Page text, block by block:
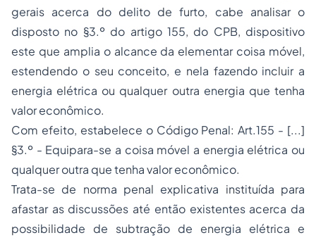
gerais acerca do delito de furto, cabe analisar o
disposto no §3.º do artigo 155, do CPB, dispositivo
este que amplia o alcance da elementar coisa móvel,
estendendo o seu conceito, e nela fazendo incluir a
energia elétrica ou qualquer outra energia que tenha
valor econômico.
Com efeito, estabelece o Código Penal:Art.155 - [...]
§3.º - Equipara-se a coisa móvel a energia elétrica ou
qualquer outra que tenha valor econômico.
Trata-se de norma penal explicativa instituída para
afastar as discussões até então existentes acerca da
possibilidade de subtração de energia elétrica e